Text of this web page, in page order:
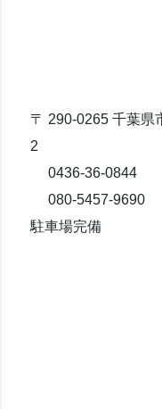
〒 290-0265 千葉県
2
0436-36-0844
080-5457-9690
駐車場完備